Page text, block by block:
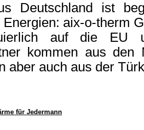
Deutschland ist
aix-o-therm
auf die EU
kommen aus den
aber auch aus der
für Jedermann